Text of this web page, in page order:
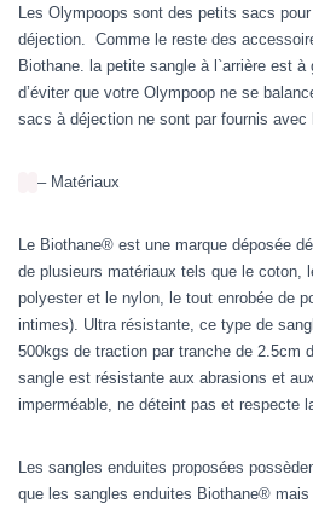
Les Olympoops sont des petits sacs
déjection. Comme le reste des
Biothane. la petite sangle à l`arrière est
d’éviter que votre Olympoop ne se
sacs à déjection ne sont par fournis avec
– Matériaux
Le Biothane® est une marque déposée
de plusieurs matériaux tels que le coton,
polyester et le nylon, le tout enrobée de
intimes). Ultra résistante, ce type de
500kgs de traction par tranche de 2.5cm
sangle est résistante aux abrasions et
imperméable, ne déteint pas et respecte
Les sangles enduites proposées
que les sangles enduites Biothane®